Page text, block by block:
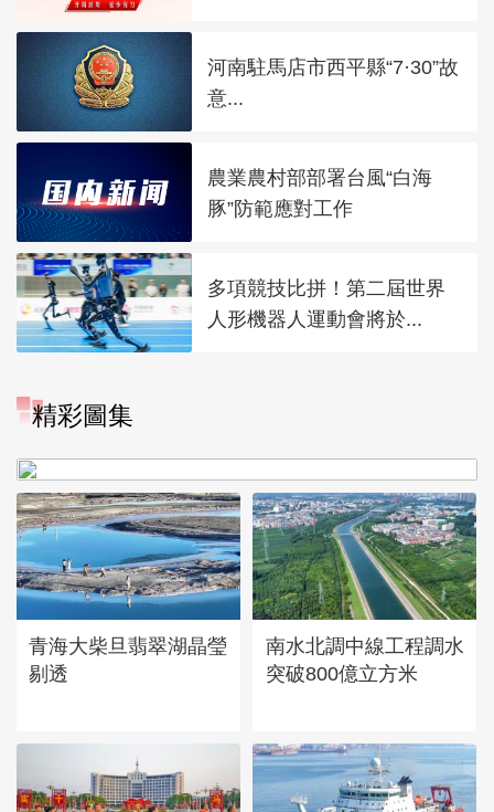
河南駐馬店市西平縣“7·30”故
意...
農業農村部部署台風“白海
豚”防範應對工作
多項競技比拼！第二屆世界
人形機器人運動會將於...
精彩圖集
“大地指紋”奏響夏夜文旅樂
青海大柴旦翡翠湖晶瑩
剔透
南水北調中線工程調水
突破800億立方米